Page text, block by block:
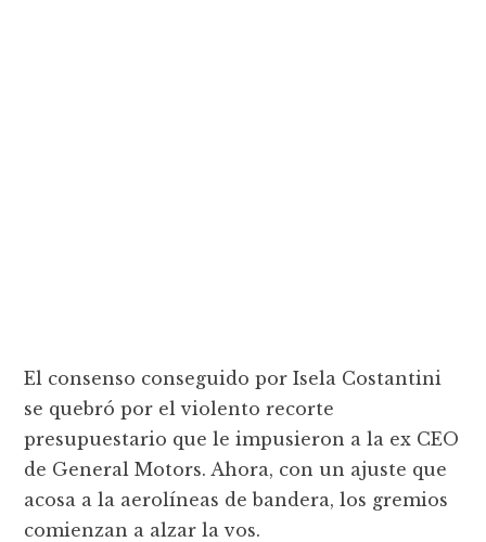
El consenso conseguido por Isela Costantini
se quebró por el violento recorte
presupuestario que le impusieron a la ex CEO
de General Motors. Ahora, con un ajuste que
acosa a la aerolíneas de bandera, los gremios
comienzan a alzar la vos.